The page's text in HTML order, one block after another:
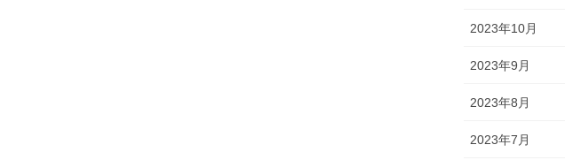
2023年10月
2023年9月
2023年8月
2023年7月